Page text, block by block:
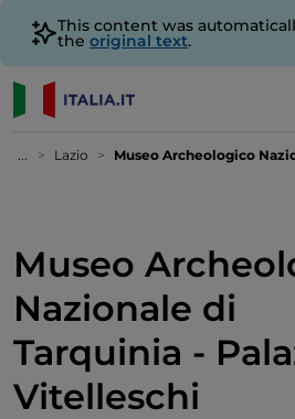
This content was
the original text.
... Lazio Museo Archeologico Nazionale
Museo
Nazionale di
Tarquinia -
Vitelleschi